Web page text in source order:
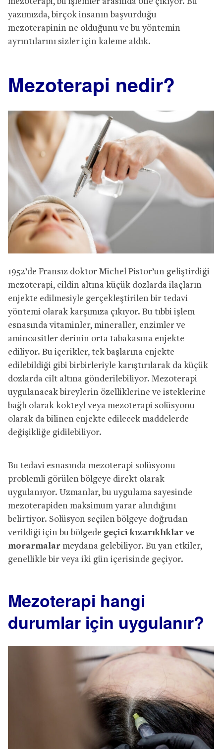
yazımızda, birçok insanın başvurduğu
mezoterapinin ne olduğunu ve bu yöntemin
ayrıntılarını sizler için kaleme aldık.
Mezoterapi nedir?
1952’de Fransız doktor Michel Pistor’un geliştirdiği
mezoterapi, cildin altına küçük dozlarda ilaçların
enjekte edilmesiyle gerçekleştirilen bir tedavi
yöntemi olarak karşımıza çıkıyor. Bu tıbbi işlem
esnasında vitaminler, mineraller, enzimler ve
aminoasitler derinin orta tabakasına enjekte
ediliyor. Bu içerikler, tek başlarına enjekte
edilebildiği gibi birbirleriyle karıştırılarak da küçük
dozlarda cilt altına gönderilebiliyor. Mezoterapi
uygulanacak bireylerin özelliklerine ve isteklerine
bağlı olarak kokteyl veya mezoterapi solüsyonu
olarak da bilinen enjekte edilecek maddelerde
değişikliğe gidilebiliyor.
Bu tedavi esnasında mezoterapi solüsyonu
problemli görülen bölgeye direkt olarak
uygulanıyor. Uzmanlar, bu uygulama sayesinde
mezoterapiden maksimum yarar alındığını
belirtiyor. Solüsyon seçilen bölgeye doğrudan
verildiği için bu bölgede geçici kızarıklıklar ve
morarmalar meydana gelebiliyor. Bu yan etkiler,
genellikle bir veya iki gün içerisinde geçiyor.
Mezoterapi hangi
durumlar için uygulanır?